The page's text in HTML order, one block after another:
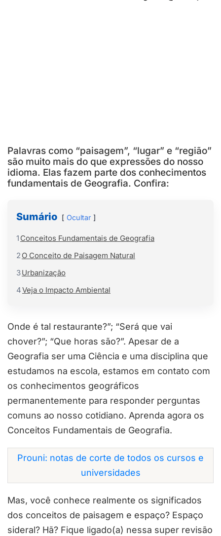
Palavras como “paisagem”, “lugar” e “região”
são muito mais do que expressões do nosso
idioma. Elas fazem parte dos conhecimentos
fundamentais de Geografia. Confira:
Sumário Ocultar
1 Conceitos Fundamentais de Geografia
2 O Conceito de Paisagem Natural
3Urbanização
4Veja o Impacto Ambiental
Onde é tal restaurante?”; “Será que vai
chover?”; “Que horas são?”. Apesar de a
Geografia ser uma Ciência e uma disciplina que
estudamos na escola, estamos em contato com
os conhecimentos geográficos
permanentemente para responder perguntas
comuns ao nosso cotidiano. Aprenda agora os
Conceitos Fundamentais de Geografia.
Prouni: notas de corte de todos os cursos e
universidades
Mas, você conhece realmente os significados
dos conceitos de paisagem e espaço? Espaço
sideral? Hã? Fique ligado(a) nessa super revisão